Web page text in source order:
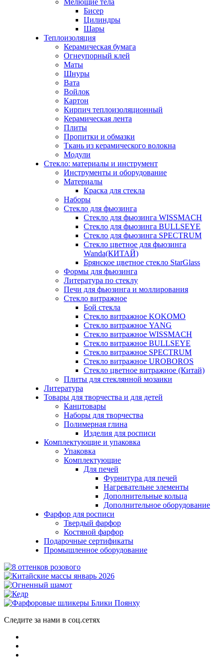
Мелющие тела
Бисер
Цилиндры
Шары
Теплоизоляция
Керамическая бумага
Огнеупорный клей
Маты
Шнуры
Вата
Войлок
Картон
Кирпич теплоизоляционный
Керамическая лента
Плиты
Пропитки и обмазки
Ткань из керамического волокна
Модули
Стекло: материалы и инструмент
Инструменты и оборудование
Материалы
Краска для стекла
Наборы
Стекло для фьюзинга
Стекло для фьюзинга WISSMACH
Стекло для фьюзинга BULLSEYE
Стекло для фьюзинга SPECTRUM
Стекло цветное для фьюзинга
Wanda(КИТАЙ)
Брянское цветное стекло StarGlass
Формы для фьюзинга
Литература по стеклу
Печи для фьюзинга и моллирования
Стекло витражное
Бой стекла
Стекло витражное KOKOMO
Стекло витражное YANG
Стекло витражное WISSMACH
Стекло витражное BULLSEYE
Стекло витражное SPECTRUM
Стекло витражное UROBOROS
Стекло цветное витражное (Китай)
Плиты для стеклянной мозаики
Литература
Товары для творчества и для детей
Канцтовары
Наборы для творчества
Полимерная глина
Изделия для росписи
Комплектующие и упаковка
Упаковка
Комплектующие
Для печей
Фурнитура для печей
Нагревательне элементы
Дополнительные кольца
Дополнительное оборудование
Фарфор для росписи
Твердый фарфор
Костяной фарфор
Подарочные сертификаты
Промышленное оборудование
Следите за нами в соц.сетях